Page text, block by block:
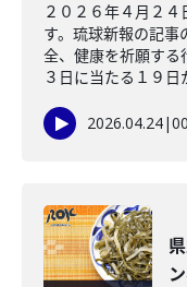
２０２６年４月２
す。琉球新報の記事
全、健康を祈願する
３日に当たる１９
2026.04.24|